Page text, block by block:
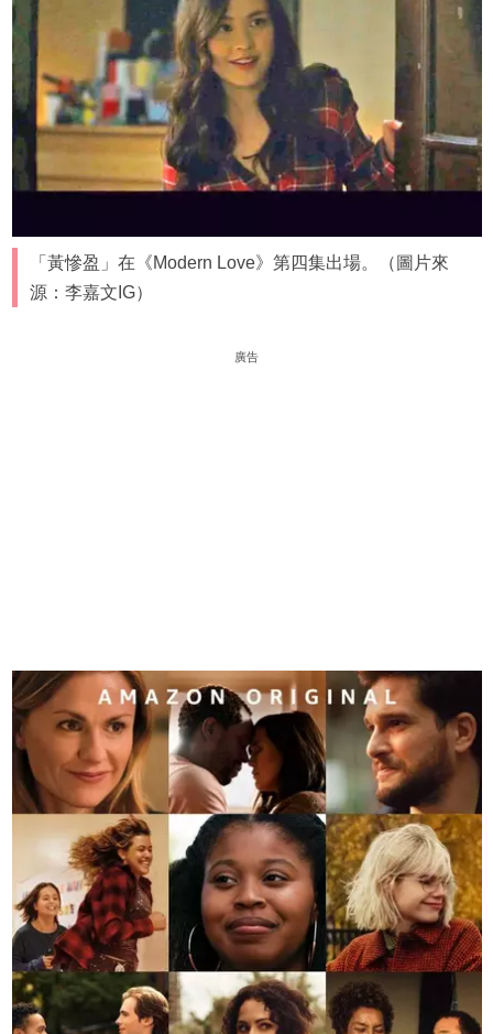
「黃慘盈」在《Modern Love》第四集出場。（圖片來
源：李嘉文IG）
廣告